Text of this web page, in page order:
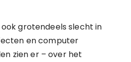
grotendeels slecht in
en computer
zien er – over het